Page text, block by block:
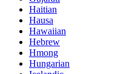
Haitian
Hausa
Hawaiian
Hebrew
Hmong
Hungarian